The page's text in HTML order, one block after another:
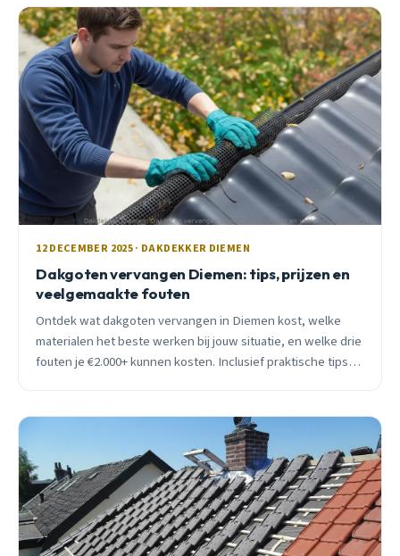
12 DECEMBER 2025 · DAKDEKKER DIEMEN
Dakgoten vervangen Diemen: tips, prijzen en
veelgemaakte fouten
Ontdek wat dakgoten vervangen in Diemen kost, welke
materialen het beste werken bij jouw situatie, en welke drie
fouten je €2.000+ kunnen kosten. Inclusief praktische tips